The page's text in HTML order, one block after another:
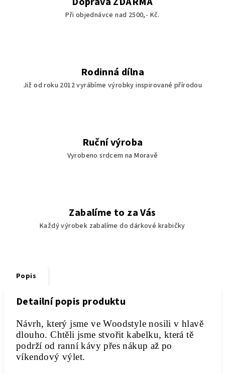
Při objednávce nad 2500,- Kč.
Rodinná dílna
Již od roku 2012 vyrábíme výrobky inspirované přírodou
Ruční výroba
Vyrobeno srdcem na Moravě
Zabalíme to za Vás
Každý výrobek zabalíme do dárkové krabičky
Popis
Detailní popis produktu
Návrh, který jsme ve Woodstyle nosili v hlavě
dlouho. Chtěli jsme stvořit kabelku, která tě
podrží od ranní kávy přes nákup až po
víkendový výlet.